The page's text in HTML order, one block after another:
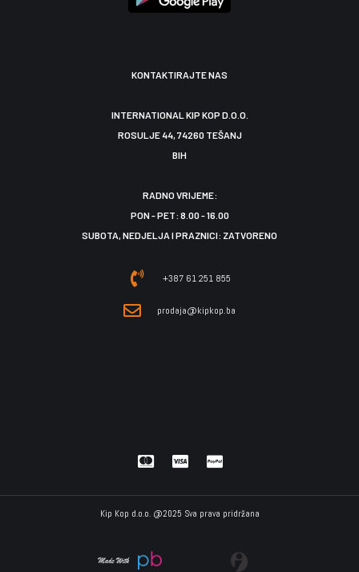
KONTAKTIRAJTE NAS
INTERNATIONAL KIP KOP D.O.O.
ROSULJE 44, 74260 TEŠANJ
BIH
RADNO VRIJEME:
PON - PET: 8.00 - 16.00
SUBOTA, NEDJELJA I PRAZNICI: ZATVORENO
+387 61 251 855
prodaja@kipkop.ba
Kip Kop d.o.o. @2025 Sva prava pridržana